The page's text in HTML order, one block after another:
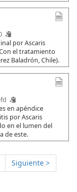
por Ascaris
el tratamiento
Baladrón, Chile).
en apéndice
por Ascaris
en el lumen del
de este.
Siguiente >